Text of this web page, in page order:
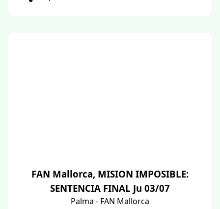
FAN Mallorca, MISION IMPOSIBLE:
SENTENCIA FINAL Ju 03/07
Palma - FAN Mallorca